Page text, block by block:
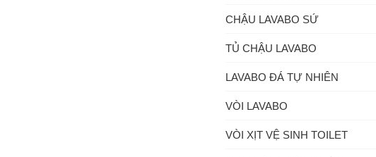
CHẬU LAVABO SỨ
TỦ CHẬU LAVABO
LAVABO ĐÁ TỰ NHIÊN
VÒI LAVABO
VÒI XỊT VỆ SINH TOILET